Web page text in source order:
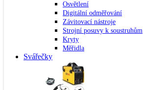
Osvětlení
Digitální odměřování
Závitovací nástroje
Strojní posuvy k soustruhům
Kryty
Měřidla
Svářečky